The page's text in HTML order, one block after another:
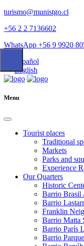
turismo@munistgo.cl
+56 2 2 7136602
WhatsApp +56 9 9920
Español
English
Menu
Tourist places
Traditional
Markets
Parks and
Experience
Our Quarters
Historic
Barrio Brasil
Barrio
Franklin
Barrio Matta
Barrio Parí­s
Barrio